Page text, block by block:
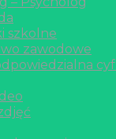
szkolne
zawodowe